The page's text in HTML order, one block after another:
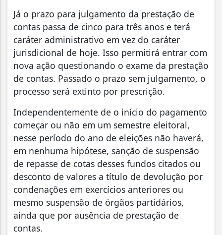
Já o prazo para julgamento da prestação de
contas passa de cinco para três anos e terá
caráter administrativo em vez do caráter
jurisdicional de hoje. Isso permitirá entrar com
nova ação questionando o exame da prestação
de contas. Passado o prazo sem julgamento, o
processo será extinto por prescrição.
Independentemente de o início do pagamento
começar ou não em um semestre eleitoral,
nesse período do ano de eleições não haverá,
em nenhuma hipótese, sanção de suspensão
de repasse de cotas desses fundos citados ou
desconto de valores a título de devolução por
condenações em exercícios anteriores ou
mesmo suspensão de órgãos partidários,
ainda que por ausência de prestação de
contas.